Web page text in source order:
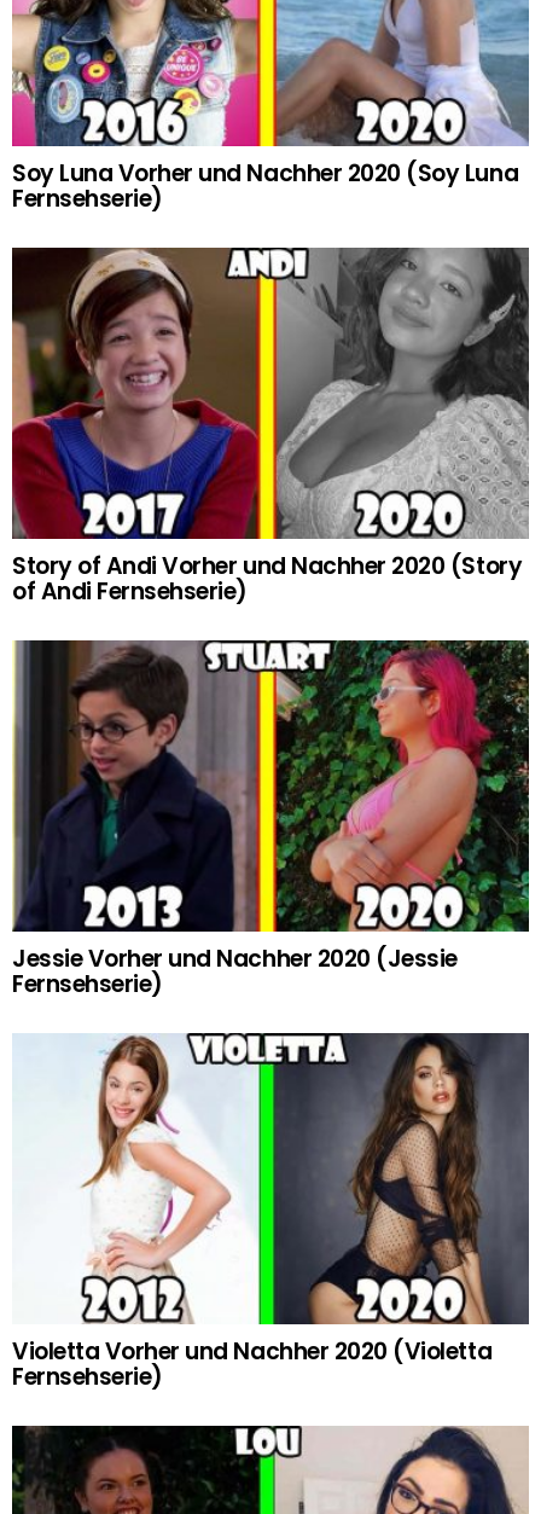
Soy Luna Vorher und Nachher 2020 (Soy Luna
Fernsehserie)
Story of Andi Vorher und Nachher 2020 (Story
of Andi Fernsehserie)
Jessie Vorher und Nachher 2020 (Jessie
Fernsehserie)
Violetta Vorher und Nachher 2020 (Violetta
Fernsehserie)